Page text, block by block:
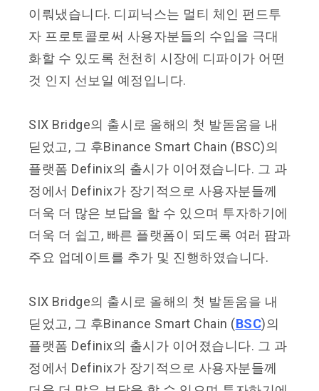
이뤄냈습니다. 디피닉스는 멀티 체인 펀드투
자 프로토콜로써 사용자분들의 수입을 극대
화할 수 있도록 천천히 시장에 디파이가 어떤
것 인지 선보일 예정입니다.
SIX Bridge의 출시로 올해의 첫 발돋움을 내
딛었고 , 그 후Binance Smart Chain (BSC)의
플랫폼 Definix의 출시가 이어졌습니다. 그 과
정에서 Definix가 장기적으로 사용자분들께
더욱 더 많은 보답을 할 수 있으며 투자하기에
더욱 더 쉽고 , 빠른 플랫폼이 되도록 여러 팜과
주요 업데이트를 추가 및 진행하였습니다.
SIX Bridge의 출시로 올해의 첫 발돋움을 내
딛었고 , 그 후Binance Smart Chain (BSC)의
플랫폼 Definix의 출시가 이어졌습니다. 그 과
정에서 Definix가 장기적으로 사용자분들께